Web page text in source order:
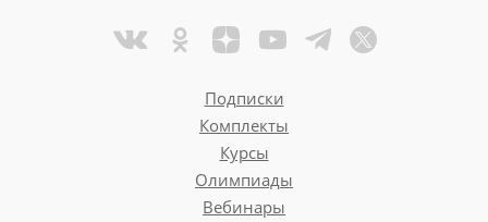
Подписки
Комплекты
Курсы
Олимпиады
Вебинары